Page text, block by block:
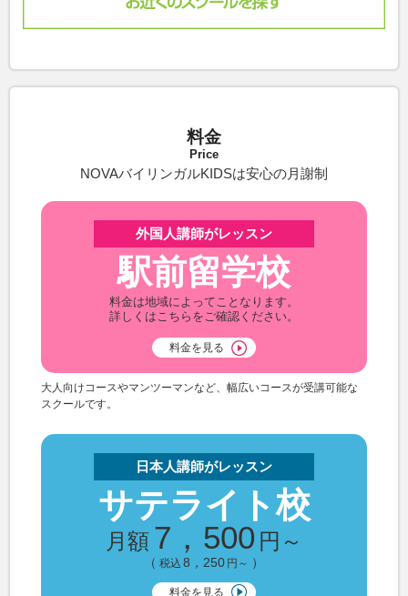
料金
Price
NOVAバイリンガルKIDSは安心の月謝制
外国人講師がレッスン
駅前留学校
料金は地域によってことなります。
詳しくはこちらをご確認ください。
料金を見る
大人向けコースやマンツーマンなど、幅広いコースが受講可能な
スクールです。
日本人講師がレッスン
サテライト校
月額 7，500 円～
（ 税込 8，250 円～ ）
料金を見る